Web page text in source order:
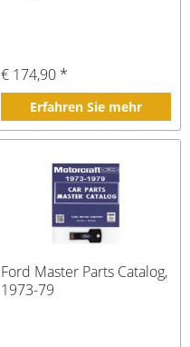
€ 174,90 *
Erfahren Sie mehr
Ford Master Parts Catalog,
1973-79